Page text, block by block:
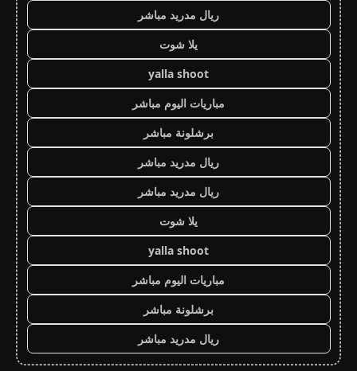
ريال مدريد مباشر
يلا شوت
yalla shoot
مباريات اليوم مباشر
برشلونة مباشر
ريال مدريد مباشر
ريال مدريد مباشر
يلا شوت
yalla shoot
مباريات اليوم مباشر
برشلونة مباشر
ريال مدريد مباشر